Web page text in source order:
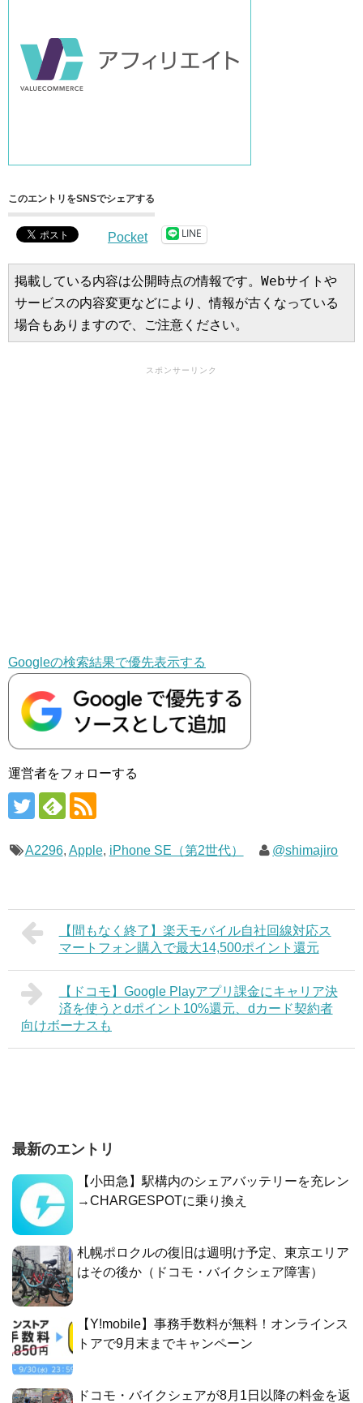
このエントリをSNSでシェアする
Pocket LINE
掲載している内容は公開時点の情報です。Webサイトや
サービスの内容変更などにより、情報が古くなっている
場合もありますので、ご注意ください。
スポンサーリンク
Googleの検索結果で優先表示する
運営者をフォローする
A2296, Apple, iPhone SE（第2世代） @shimajiro
【間もなく終了】楽天モバイル自社回線対応ス
マートフォン購入で最大14,500ポイント還元
【ドコモ】Google Playアプリ課金にキャリア決
済を使うとdポイント10%還元、dカード契約者
向けボーナスも
最新のエントリ
【小田急】駅構内のシェアバッテリーを充レン
→CHARGESPOTに乗り換え
札幌ポロクルの復旧は週明け予定、東京エリア
はその後か（ドコモ・バイクシェア障害）
【Y!mobile】事務手数料が無料！オンラインス
トアで9月末までキャンペーン
ドコモ・バイクシェアが8月1日以降の料金を返